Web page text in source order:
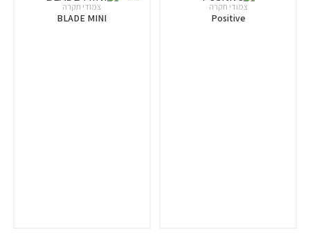
צמודי תקרה
Positive
צמודי תקרה
BLADE MINI